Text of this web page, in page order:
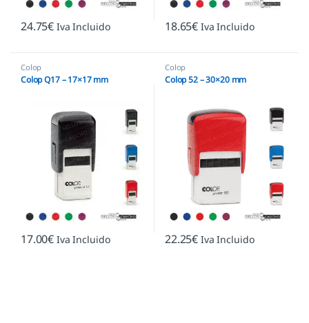
24.75€ Iva Incluido 18.65€ Iva Incluido
Colop
Colop Q17 – 17×17 mm
17.00€ Iva Incluido
Colop
Colop 52 – 30×20 mm
22.25€ Iva Incluido